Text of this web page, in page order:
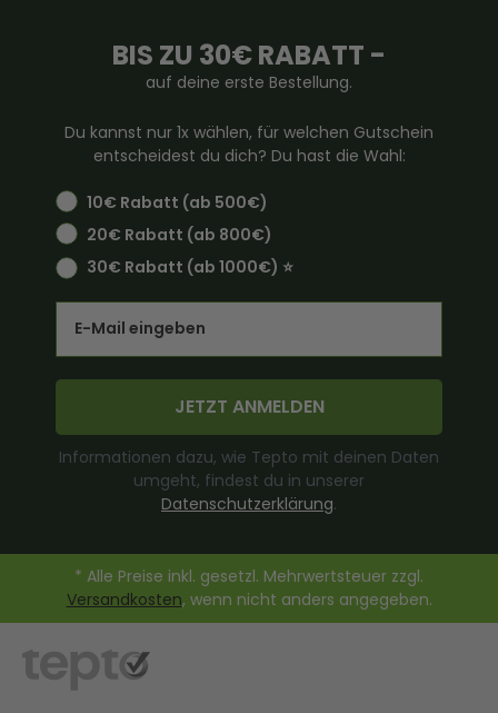
BIS ZU 30€ RABATT -
auf deine erste Bestellung.
Du kannst nur 1x wählen, für welchen Gutschein
entscheidest du dich? Du hast die Wahl:
10€ Rabatt (ab 500€)
20€ Rabatt (ab 800€)
30€ Rabatt (ab 1000€) ⭐️
JETZT ANMELDEN
Informationen dazu, wie Tepto mit deinen Daten
umgeht, findest du in unserer
Datenschutzerklärung.
* Alle Preise inkl. gesetzl. Mehrwertsteuer zzgl.
Versandkosten, wenn nicht anders angegeben.